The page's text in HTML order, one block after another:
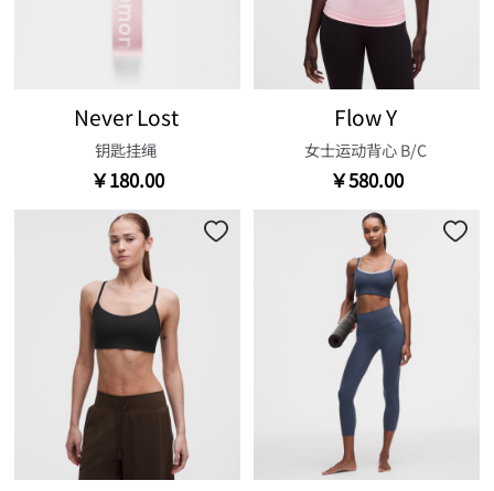
Never Lost
钥匙挂绳
￥180.00
Flow Y
女士运动背心 B/C
￥580.00